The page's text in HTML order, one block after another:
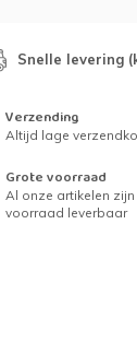
Snelle levering (
Verzending
Altijd lage
Grote voorraad
Al onze artikelen
voorraad leverbaar